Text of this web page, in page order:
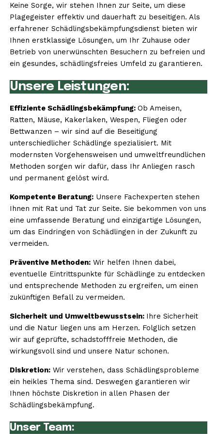
Keine Sorge, wir stehen Ihnen zur Seite, um diese
Plagegeister effektiv und dauerhaft zu beseitigen. Als
erfahrener Schädlingsbekämpfungsdienst bieten wir
Ihnen erstklassige Lösungen, um Ihr Zuhause oder
Betrieb von unerwünschten Besuchern zu befreien und
ein gesundes, schädlingsfreies Umfeld zu garantieren.
Unsere Leistungen:
Effiziente Schädlingsbekämpfung: Ob Ameisen,
Ratten, Mäuse, Kakerlaken, Wespen, Fliegen oder
Bettwanzen – wir sind auf die Beseitigung
unterschiedlicher Schädlinge spezialisiert. Mit
modernsten Vorgehensweisen und umweltfreundlichen
Methoden sorgen wir dafür, dass Ihr Anliegen rasch
und permanent gelöst wird.
Kompetente Beratung: Unsere Fachexperten stehen
Ihnen mit Rat und Tat zur Seite. Sie bekommen von uns
eine umfassende Beratung und einzigartige Lösungen,
um das Eindringen von Schädlingen in der Zukunft zu
vermeiden.
Präventive Methoden: Wir helfen Ihnen dabei,
eventuelle Eintrittspunkte für Schädlinge zu entdecken
und entsprechende Methoden zu ergreifen, um einen
zukünftigen Befall zu vermeiden.
Sicherheit und Umweltbewusstsein: Ihre Sicherheit
und die Natur liegen uns am Herzen. Folglich setzen
wir auf geprüfte, schadstofffreie Methoden, die
wirkungsvoll sind und unsere Natur schonen.
Diskretion: Wir verstehen, dass Schädlingsprobleme
ein heikles Thema sind. Deswegen garantieren wir
Ihnen höchste Diskretion in allen Phasen der
Schädlingsbekämpfung.
Unser Team: